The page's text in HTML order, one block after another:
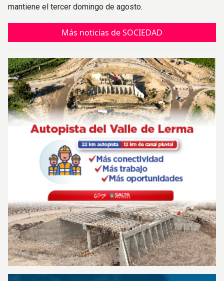
mantiene el tercer domingo de agosto.
Más noticias de SOCIEDAD